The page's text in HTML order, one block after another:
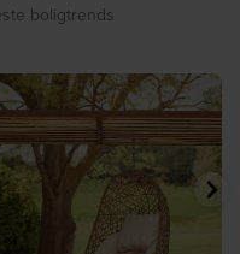
boligtrends
☀️ Find dit yndlingssted denne
sommer⁠
8 0